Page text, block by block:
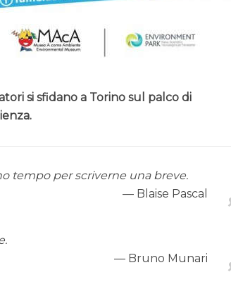
si sfidano a Torino sul palco di
tempo per scriverne una breve.
Blaise Pascal
Bruno Munari